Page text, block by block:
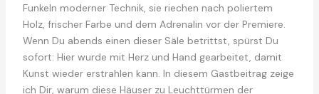
Funkeln moderner Technik, sie riechen nach poliertem
Holz, frischer Farbe und dem Adrenalin vor der Premiere.
Wenn Du abends einen dieser Säle betrittst, spürst Du
sofort: Hier wurde mit Herz und Hand gearbeitet, damit
Kunst wieder erstrahlen kann. In diesem Gastbeitrag zeige
ich Dir, warum diese Häuser zu Leuchttürmen der